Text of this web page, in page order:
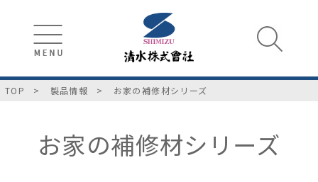
TOP 製品情報 お家の補修材シリーズ
お家の補修材シリーズ